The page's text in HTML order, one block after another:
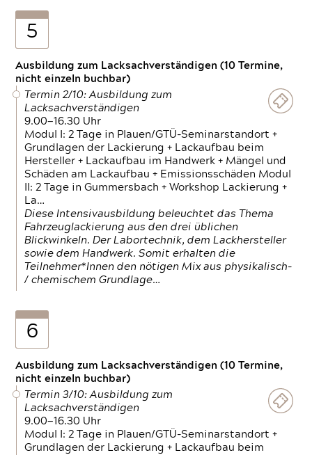
5
Ausbildung zum Lacksachverständigen (10 Termine,
nicht einzeln buchbar)
Termin 2/10: Ausbildung zum
Lacksachverständigen
9.00—16.30 Uhr
Modul I: 2 Tage in Plauen/GTÜ-Seminarstandort +
Grundlagen der Lackierung + Lackaufbau beim
Hersteller + Lackaufbau im Handwerk + Mängel und
Schäden am Lackaufbau + Emissionsschäden Modul
II: 2 Tage in Gummersbach + Workshop Lackierung +
La…
Diese Intensivausbildung beleuchtet das Thema
Fahrzeuglackierung aus den drei üblichen
Blickwinkeln. Der Labortechnik, dem Lackhersteller
sowie dem Handwerk. Somit erhalten die
Teilnehmer*Innen den nötigen Mix aus physikalisch-
/ chemischem Grundlage…
6
Ausbildung zum Lacksachverständigen (10 Termine,
nicht einzeln buchbar)
Termin 3/10: Ausbildung zum
Lacksachverständigen
9.00—16.30 Uhr
Modul I: 2 Tage in Plauen/GTÜ-Seminarstandort +
Grundlagen der Lackierung + Lackaufbau beim